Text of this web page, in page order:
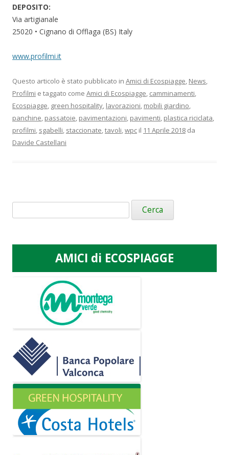
DEPOSITO:
Via artigianale
25020 • Cignano di Offlaga (BS) Italy
www.profilmi.it
Questo articolo è stato pubblicato in Amici di Ecospiagge, News,
Profilmi e taggato come Amici di Ecospiagge, camminamenti,
Ecospiagge, green hospitality, lavorazioni, mobili giardino,
panchine, passatoie, pavimentazioni, pavimenti, plastica riciclata,
profilmi, sgabelli, staccionate,tavoli,wpc il 11 Aprile 2018 da
Davide Castellani
Ricerca
per:
AMICI di ECOSPIAGGE